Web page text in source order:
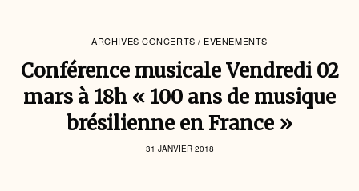
ARCHIVES CONCERTS / EVENEMENTS
Conférence musicale Vendredi 02
mars à 18h « 100 ans de musique
brésilienne en France »
31 JANVIER 2018